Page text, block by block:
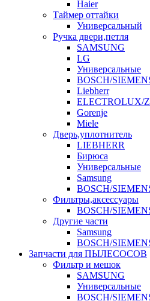
Haier
Таймер оттайки
Универсальный
Ручка двери,петля
SAMSUNG
LG
Универсальные
BOSCH/
Liebherr
ELECTROLUX/
Gorenje
Miele
Дверь,уплотнитель
LIEBHERR
Бирюса
Универсальные
Samsung
BOSCH/
Фильтры,аксессуары
BOSCH/
Другие части
Samsung
BOSCH/
Запчасти для ПЫЛЕСОСОВ
Фильтр и мешок
SAMSUNG
Универсальные
BOSCH/